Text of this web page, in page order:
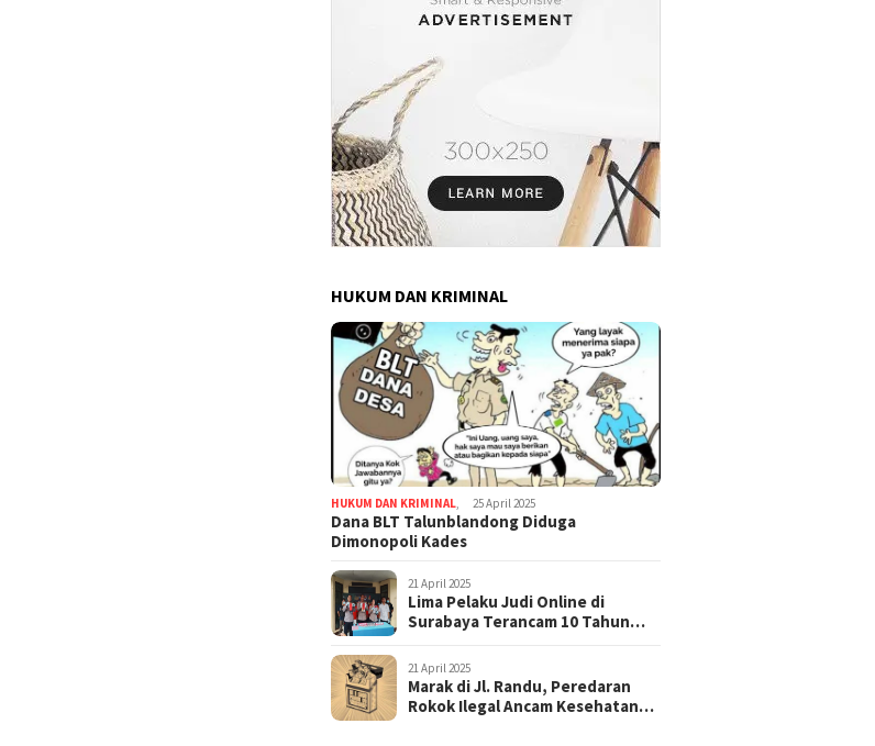
HUKUM DAN KRIMINAL
HUKUM DAN KRIMINAL 25 April 2025
Dana BLT Talunblandong Diduga
Dimonopoli Kades
21 April 2025
Lima Pelaku Judi Online di
Surabaya Terancam 10 Tahun
21 April 2025
Marak di Jl. Randu, Peredaran
Rokok Ilegal Ancam Kesehatan